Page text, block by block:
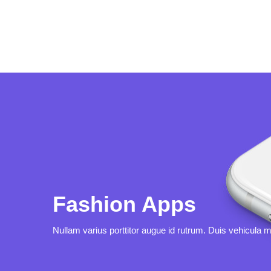
Fashion Apps
Nullam varius porttitor augue id rutrum. Duis vehicula m